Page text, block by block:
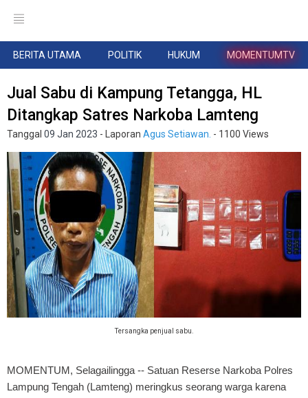
BERITA UTAMA POLITIK HUKUM MOMENTUMTV
Jual Sabu di Kampung Tetangga, HL
Ditangkap Satres Narkoba Lamteng
Tanggal 09 Jan 2023 - Laporan Agus Setiawan. - 1100 Views
Tersangka penjual sabu.
MOMENTUM, Selagailingga -- Satuan Reserse Narkoba Polres
Lampung Tengah (Lamteng) meringkus seorang warga karena